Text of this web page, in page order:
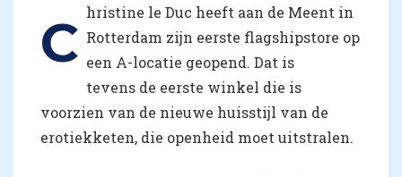
C hristine le Duc heeft aan de Meent in
Rotterdam zijn eerste flagshipstore op
een A-locatie geopend. Dat is
tevens de eerste winkel die is
voorzien van de nieuwe huisstijl van de
erotiekketen, die openheid moet uitstralen.